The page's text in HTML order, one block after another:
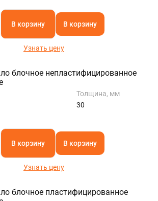
В корзину В корзину
Узнать цену
блочное непластифицированное
Толщина, мм
30
В корзину В корзину
Узнать цену
блочное пластифицированное